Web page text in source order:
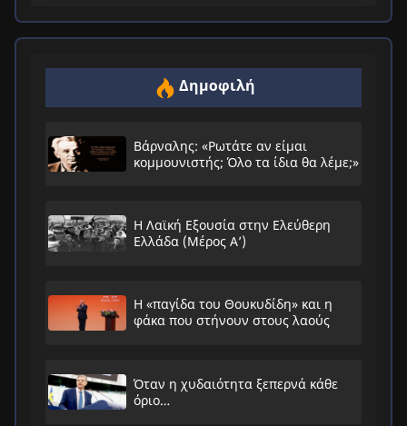
Δημοφιλή
Βάρναλης: «Ρωτάτε αν είμαι
κομμουνιστής; Όλο τα ίδια θα λέμε;»
Η Λαϊκή Εξουσία στην Ελεύθερη
Ελλάδα (Μέρος Α’)
Η «παγίδα του Θουκυδίδη» και η
φάκα που στήνουν στους λαούς
Όταν η χυδαιότητα ξεπερνά κάθε
όριο…